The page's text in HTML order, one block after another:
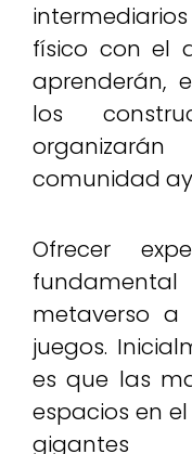
físico con el
aprenderán,
los
comunidad
Ofrecer
metaverso a
juegos.
es que las
espacios en
gigantes